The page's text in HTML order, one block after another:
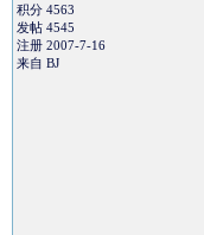
积分 4563
发帖 4545
注册 2007-7-16
来自 BJ